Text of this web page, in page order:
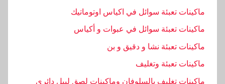
ز
ي
ت
و
ح
ماكينات تعبئة سوائل في اكياس اوتوماتيك
ماكينات تعبئة سوائل في عبوات و أكياس
ماكينات تعبئة نشا و دقيق و بن
ماكينات تعبئة وتغليف
ماكينات تغليف بالسلوفان وماكينات لصق ليبل دائرى